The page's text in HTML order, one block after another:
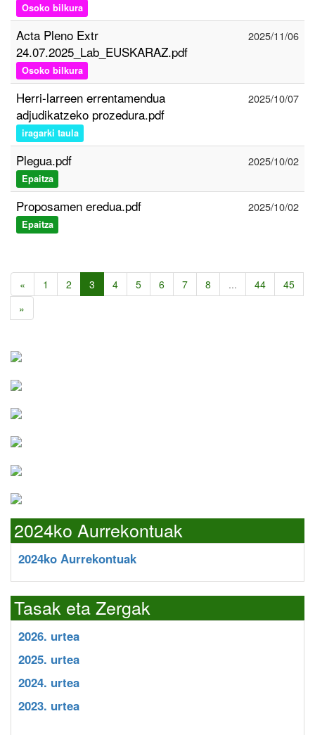
Osoko bilkura
Acta Pleno Extr
24.07.2025_Lab_EUSKARAZ.pdf
Osoko bilkura
2025/11/06
Herri-larreen errentamendua
adjudikatzeko prozedura.pdf
iragarki taula
2025/10/07
Plegua.pdf
Epaitza
2025/10/02
Proposamen eredua.pdf
Epaitza
2025/10/02
« 1 2 3 4 5 6 7 8 ... 44
45
»
2024ko Aurrekontuak
2024ko Aurrekontuak
Tasak eta Zergak
2026. urtea
2025. urtea
2024. urtea
2023. urtea